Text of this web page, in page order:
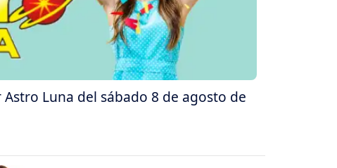
Luna del sábado 8 de agosto de